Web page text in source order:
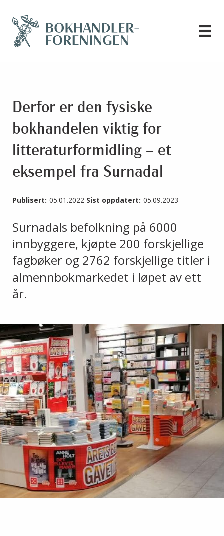
Derfor er den fysiske
bokhandelen viktig for
litteraturformidling – et
eksempel fra Surnadal
Publisert: 05.01.2022 Sist oppdatert: 05.09.2023
Surnadals befolkning på 6000
innbyggere, kjøpte 200 forskjellige
fagbøker og 2762 forskjellige titler i
almennbokmarkedet i løpet av ett
år.